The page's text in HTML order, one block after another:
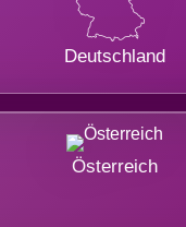
Deutschland
Österreich